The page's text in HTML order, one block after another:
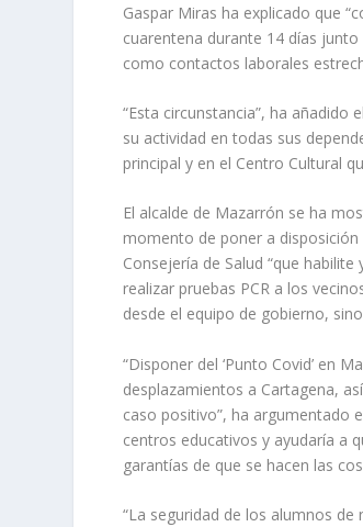
Gaspar Miras ha explicado que
cuarentena durante 14 días
como contactos laborales
“Esta circunstancia”, ha
su actividad en todas sus
principal y en el Centro Cultural
El alcalde de Mazarrón se ha
momento de poner a
Consejería de Salud “que
realizar pruebas PCR a los
desde el equipo de gobierno,
“Disponer del ‘Punto Covid’ en
desplazamientos a Cartagena,
caso positivo”, ha argumentado
centros educativos y ayudaría a
garantías de que se hacen las
“La seguridad de los alumnos